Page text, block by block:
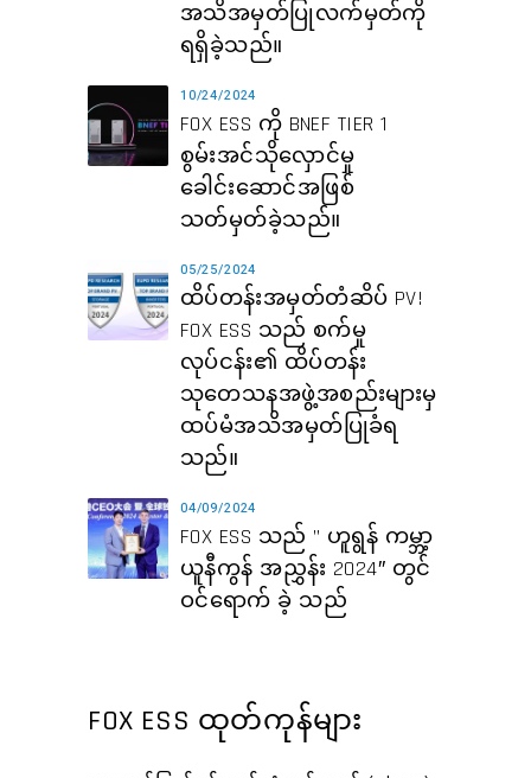
အသိအမှတ်ပြုလက်မှတ်ကို
ရရှိခဲ့သည်။
10/24/2024
FOX ESS ကို BNEF TIER 1
စွမ်းအင်သိုလှောင်မှု
ခေါင်းဆောင်အဖြစ်
သတ်မှတ်ခဲ့သည်။
05/25/2024
ထိပ်တန်းအမှတ်တံဆိပ် PV!
FOX ESS သည် စက်မှု
လုပ်ငန်း၏ ထိပ်တန်း
သုတေသနအဖွဲ့အစည်းများမှ
ထပ်မံအသိအမှတ်ပြုခံရ
သည်။
04/09/2024
FOX ESS သည် ” ဟူရွန် ကမ္ဘာ့
ယူနီကွန် အညွှန်း 2024″ တွင်
ဝင်ရောက် ခဲ့ သည်
FOX ESS ထုတ်ကုန်များ